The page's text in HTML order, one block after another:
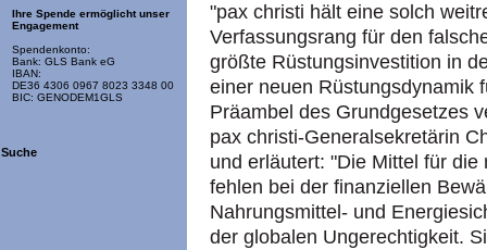
Ihre Spende ermöglicht unser
Engagement
Spendenkonto:
Bank: GLS Bank eG
IBAN:
DE36 4306 0967 8023 3348 00
BIC: GENODEM1GLS
Suche
"pax christi hält eine solch
Verfassungsrang für den
größte Rüstungsinvestition in
einer neuen Rüstungsdynamik
Präambel des Grundgesetzes
pax christi-Generalsekretärin
und erläutert: "Die Mittel für
fehlen bei der finanziellen
Nahrungsmittel- und
der globalen Ungerechtigkeit.